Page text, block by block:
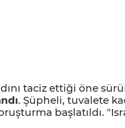
taciz ettiği öne
. Şüpheli, tuvalete
başlatıldı.